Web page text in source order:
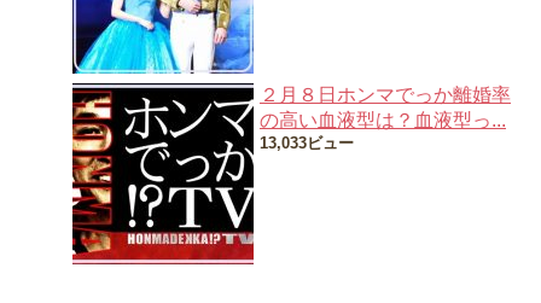
２月８日ホンマでっか離婚率
の高い血液型は？血液型っ...
13,033ビュー